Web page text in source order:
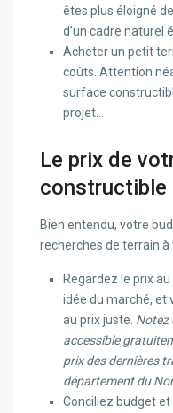
êtes plus éloigné
d’un cadre naturel
Acheter un petit
coûts. Attention
surface
projet…
Le prix de
constructible
Bien entendu, votre
recherches de terrain à
Regardez le prix
idée du marché, et
au prix juste. Notez
accessible
prix des dernières
département du
Conciliez budget